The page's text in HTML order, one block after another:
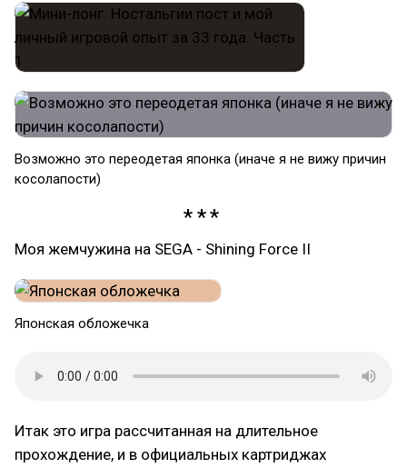
Возможно это переодетая японка (иначе я не вижу причин
косолапости)
Моя жемчужина на SEGA - Shining Force II
Японская обложечка
Итак это игра рассчитанная на длительное
прохождение, и в официальных картриджах